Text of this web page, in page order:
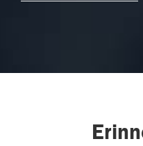
Ruhe in Frieden